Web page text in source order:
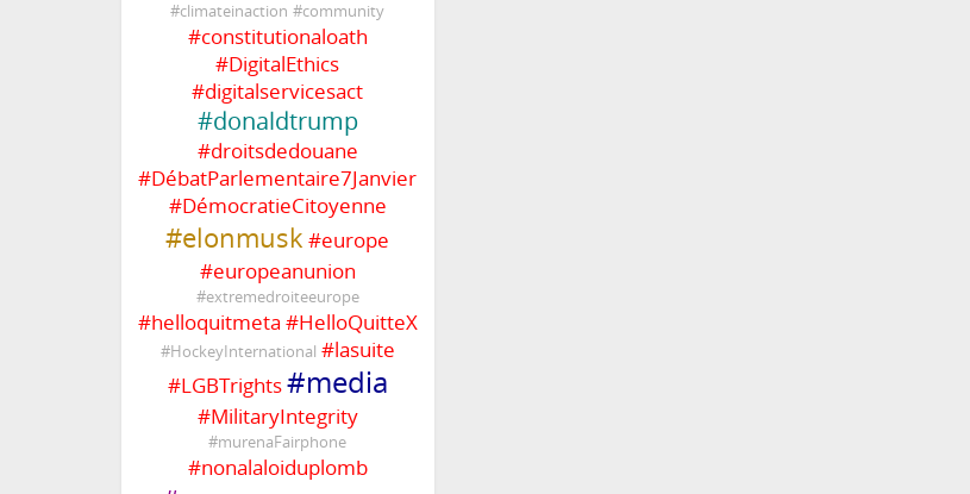
#climateinaction #community
#constitutionaloath
#DigitalEthics
#digitalservicesact
#donaldtrump
#droitsdedouane
#DébatParlementaire7Janvier
#DémocratieCitoyenne
#elonmusk #europe
#europeanunion
#extremedroiteeurope
#helloquitmeta #HelloQuitteX
#HockeyInternational #lasuite
#LGBTrights#media
#MilitaryIntegrity
#murenaFairphone
#nonalaloiduplomb